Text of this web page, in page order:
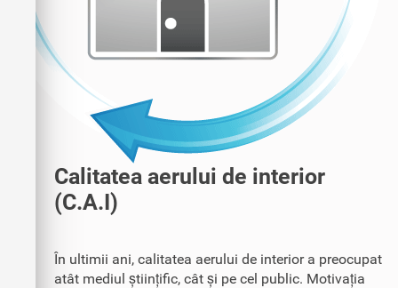
Calitatea aerului de interior
(C.A.I)
În ultimii ani, calitatea aerului de interior a preocupat
atât mediul științific, cât și pe cel public. Motivația